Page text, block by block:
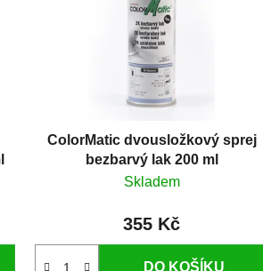
ColorMatic dvousložkový sprej
bezbarvý lak 200 ml
Skladem
355 Kč
DO KOŠÍKU